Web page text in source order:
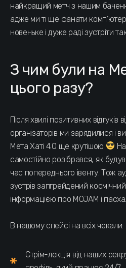
найкращий метч з нашим
адже ми ті ще фанати
новеньке і дуже раді зустріти
З чим були на
цього разу?
Після хвилі позитивних відгуків
організаторів ми зарядилися і
Мета Хаті 4.0 ще крутішою
самостійно розібрався, як
час попереднього івенту. Тож
зустрів запгрейдений
інформацією про MOJAM і
В нашому спейсі на всіх чекали:
Стрім-лекція від наших